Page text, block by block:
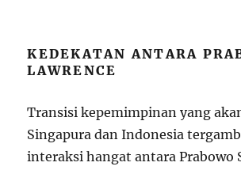
KEDEKATAN ANTARA
LAWRENCE
Transisi kepemimpinan yang
Singapura dan Indonesia
interaksi hangat antara Prabowo